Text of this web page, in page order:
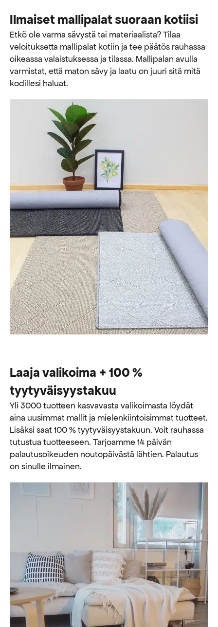
Ilmaiset mallipalat suoraan kotiisi
Etkö ole varma sävystä tai materiaalista? Tilaa
veloituksetta mallipalat kotiin ja tee päätös rauhassa
oikeassa valaistuksessa ja tilassa. Mallipalan avulla
varmistat, että maton sävy ja laatu on juuri sitä mitä
kodillesi haluat.
Laaja valikoima + 100 %
tyytyväisyystakuu
Yli 3000 tuotteen kasvavasta valikoimasta löydät
aina uusimmat mallit ja mielenkiintoisimmat tuotteet.
Lisäksi saat 100 % tyytyväisyystakuun. Voit rauhassa
tutustua tuotteeseen. Tarjoamme 14 päivän
palautusoikeuden noutopäivästä lähtien. Palautus
on sinulle ilmainen.